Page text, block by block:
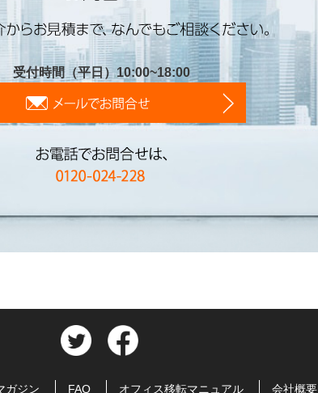
受付時間（平日）10:00~18:00
ガジン FAQ オフィス移転マニュアル 会社概要